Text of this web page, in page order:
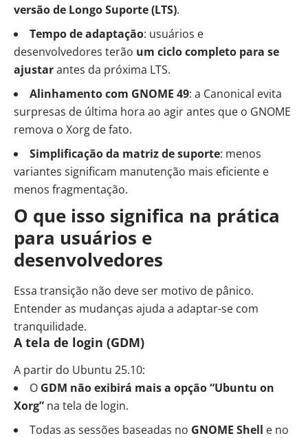
versão de Longo Suporte (LTS).
Tempo de adaptação: usuários e
desenvolvedores terão um ciclo completo para se
ajustarantes da próxima LTS.
Alinhamento com GNOME 49: a Canonical evita
surpresas de última hora ao agir antes que o GNOME
remova o Xorg de fato.
Simplificação da matriz de suporte: menos
variantes significam manutenção mais eficiente e
menos fragmentação.
O que isso significa na prática
para usuários e
desenvolvedores
Essa transição não deve ser motivo de pânico.
Entender as mudanças ajuda a adaptar-se com
tranquilidade.
A tela de login (GDM)
A partir do Ubuntu 25.10:
O GDM não exibirá mais a opção “Ubuntu on
Xorg” na tela de login.
Todas as sessões baseadas no GNOME Shell e no